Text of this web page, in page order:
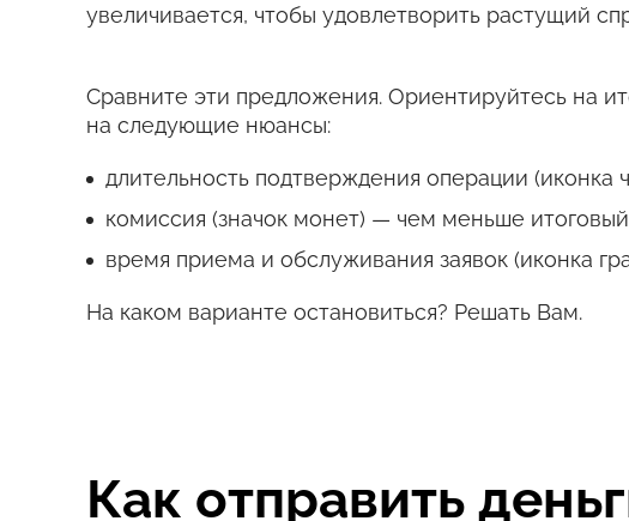
увеличивается, чтобы удовлетворить растущий
Сравните эти предложения. Ориентируйтесь на
на следующие нюансы:
длительность подтверждения операции
комиссия (значок монет) — чем меньше
время приема и обслуживания заявок (иконка
На каком варианте остановиться? Решать Вам.
Как отправить